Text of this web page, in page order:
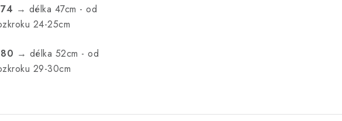
→ délka 47cm - od
24-25cm
→ délka 52cm - od
29-30cm